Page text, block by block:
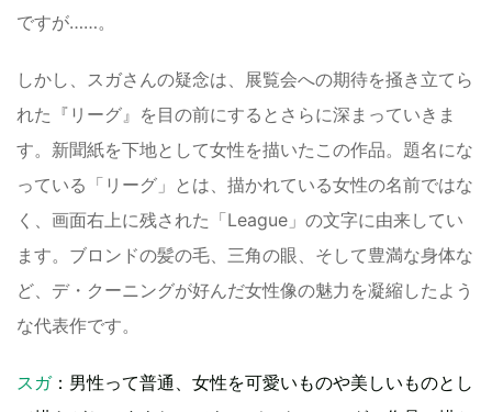
ですが……。
しかし、スガさんの疑念は、展覧会への期待を掻き立てら
れた『リーグ』を目の前にするとさらに深まっていきま
す。新聞紙を下地として女性を描いたこの作品。題名にな
っている「リーグ」とは、描かれている女性の名前ではな
く、画面右上に残された「League」の文字に由来してい
ます。ブロンドの髪の毛、三角の眼、そして豊満な身体な
ど、デ・クーニングが好んだ女性像の魅力を凝縮したよう
な代表作です。
スガ：男性って普通、女性を可愛いものや美しいものとし